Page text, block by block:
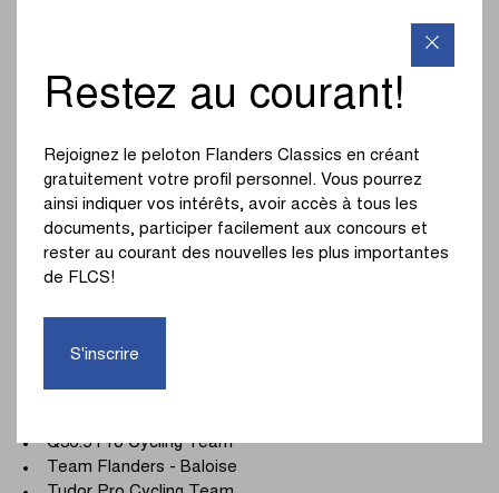
Movistar Team
Red Bull - BORA - hansgrohe
Team Jayco AlUla
Team Picnic PostNL
Team Visma | Lease a Bike
UAE Team Emirates
XDS Astana Team
UCI ProTeams
Lotto
Q36.5 Pro Cycling Team
Team Flanders - Baloise
Restez au courant!
Rejoignez le peloton Flanders Classics en créant
gratuitement votre profil personnel. Vous pourrez
ainsi indiquer vos intérêts, avoir accès à tous les
documents, participer facilement aux concours et
rester au courant des nouvelles les plus importantes
de FLCS!
S'inscrire